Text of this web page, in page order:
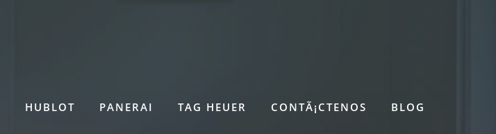
HUBLOT PANERAI TAG HEUER CONTÃ¡CTENOS BLOG